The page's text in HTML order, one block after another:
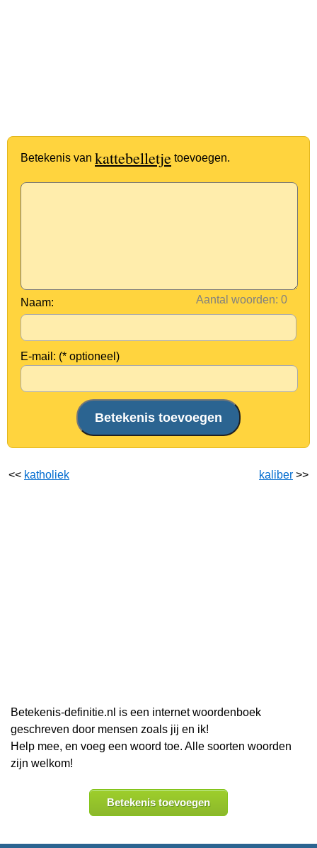
Betekenis van kattebelletje toevoegen.
Aantal woorden:
Naam:
E-mail: (* optioneel)
<< katholiek kaliber >>
Betekenis-definitie.nl is een internet woordenboek
geschreven door mensen zoals jij en ik!
Help mee, en voeg een woord toe. Alle soorten woorden
zijn welkom!
Betekenis toevoegen